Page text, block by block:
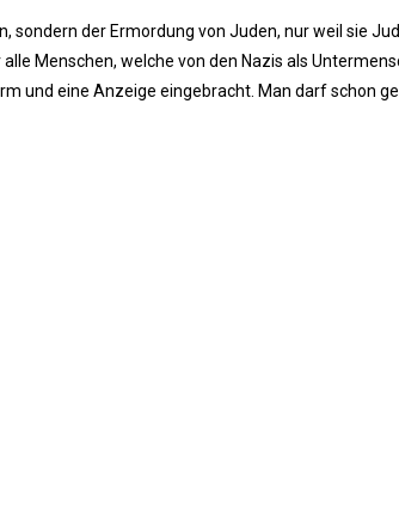
der Ermordung von Juden, nur weil sie
Menschen, welche von den Nazis als
und eine Anzeige eingebracht. Man darf schon